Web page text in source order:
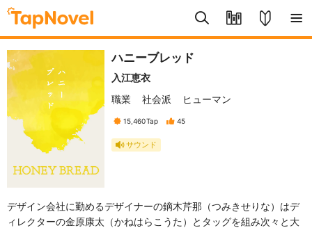
ハニーブレッド
入江恵衣
職業
社会派 ヒューマン
15,460Tap 45
サウンド
デザイン会社に勤めるデザイナーの鏑木芹那（つみきせりな）はデ
ィレクターの金原康太（かねはらこうた）とタッグを組み次々と大